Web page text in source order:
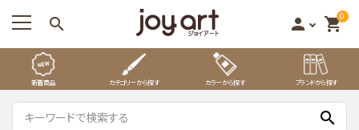
search person 0
shopping_cart
新着商品 カテゴリーから探す カラーから探す ブランドから探す
search